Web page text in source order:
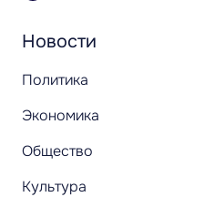
Новости
Политика
Экономика
Общество
Культура